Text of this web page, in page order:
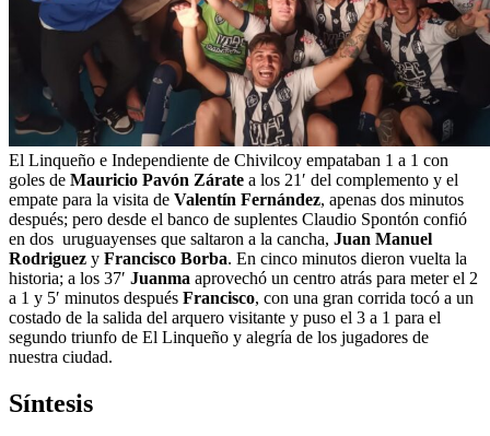
El Linqueño e Independiente de Chivilcoy empataban 1 a 1 con
goles de Mauricio Pavón Zárate a los 21′ del complemento y el
empate para la visita de Valentín Fernández, apenas dos minutos
después; pero desde el banco de suplentes Claudio Spontón confió
en dos uruguayenses que saltaron a la cancha, Juan Manuel
Rodriguez y Francisco Borba. En cinco minutos dieron vuelta la
historia; a los 37′ Juanma aprovechó un centro atrás para meter el 2
a 1 y 5′ minutos después Francisco, con una gran corrida tocó a un
costado de la salida del arquero visitante y puso el 3 a 1 para el
segundo triunfo de El Linqueño y alegría de los jugadores de
nuestra ciudad.
Síntesis